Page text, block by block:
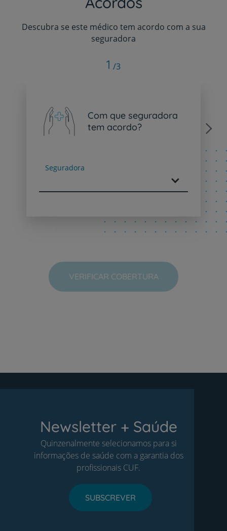
Descubra se este médico tem acordo com a sua
seguradora
Com que seguradora
tem acordo?
Seguradora
Next
1 /3
VERIFICAR COBERTURA
Newsletter + Saúde
Quinzenalmente selecionamos para si
informações de saúde com a garantia dos
profissionais CUF.
SUBSCREVER